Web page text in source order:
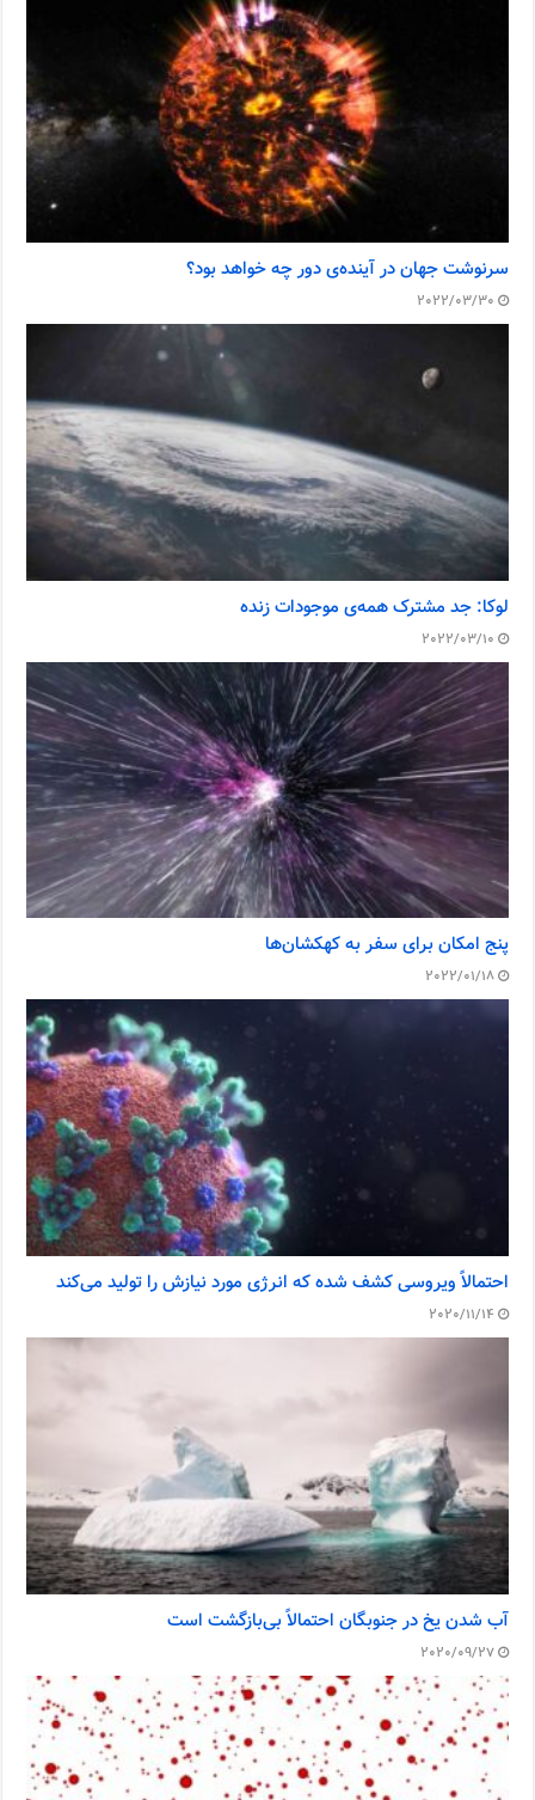
سرنوشت جهان در آینده‌ی دور چه خواهد بود؟
2022/03/30
لوکا: جد مشترک همه‌ی موجودات زنده
2022/03/10
پنج امکان برای سفر به کهکشان‌ها
2022/01/18
احتمالاً ویروسی کشف شده که انرژی مورد نیازش را تولید می‌کند
2020/11/14
آب شدن یخ در جنوبگان احتمالاً بی‌بازگشت است
2020/09/27